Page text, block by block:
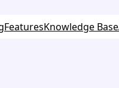
FeaturesKnowledge Base